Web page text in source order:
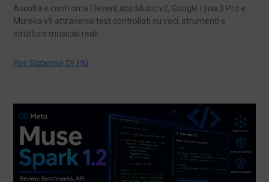
Ascolta e confronta ElevenLabs Music v2, Google Lyria 3 Pro e
Mureka v9 attraverso test controllati su voci, strumenti e
strutture musicali reali.
Per Saperne Di Più